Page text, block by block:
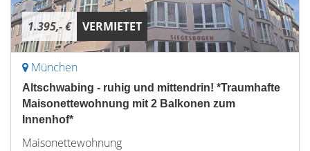
1.395,- € VERMIETET
München
Altschwabing - ruhig und mittendrin! *Traumhafte
Maisonettewohnung mit 2 Balkonen zum
Innenhof*
Maisonettewohnung